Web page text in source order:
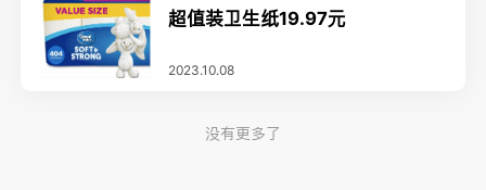
超值装卫生纸19.97元
2023.10.08
没有更多了